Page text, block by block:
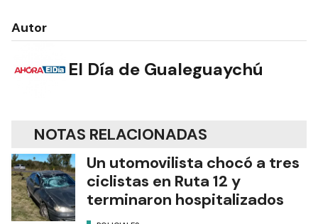
Autor
El Día de Gualeguaychú
NOTAS RELACIONADAS
Un utomovilista chocó a tres
ciclistas en Ruta 12 y
terminaron hospitalizados